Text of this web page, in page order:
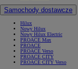
Samochody dostawcze
Hilux
Nowy Hilux
Nowy Hilux Electric
PROACE Max
PROACE
PROACE Verso
PROACE CITY
PROACE CITY Verso